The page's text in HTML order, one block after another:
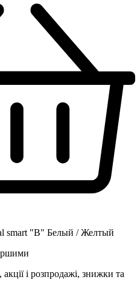
smart "В" Белый / Желтый
і розпродажі, знижки та